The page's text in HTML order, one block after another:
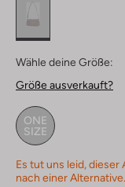
Wähle deine Größe:
Größe ausverkauft?
ONE
SIZE
Es tut uns leid,
nach einer Alternative.